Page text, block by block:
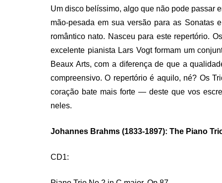
Um disco belíssimo, algo que não pode passar
mão-pesada em sua versão para as Sonatas
romântico nato. Nasceu para este repertório.
excelente pianista Lars Vogt formam um
Beaux Arts, com a diferença de que a
compreensivo. O repertório é aquilo, né? Os
coração bate mais forte — deste que vos
neles.
Johannes Brahms (1833-1897): The Piano
CD1: